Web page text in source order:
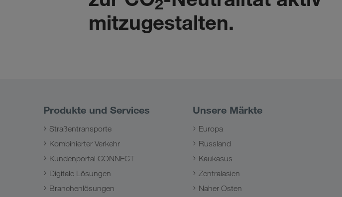
2
mitzugestalten.
Produkte und Services
Straßentransporte
Kombinierter Verkehr
Kundenportal CONNECT
Digitale Lösungen
Branchenlösungen
Unsere Märkte
Europa
Russland
Kaukasus
Zentralasien
Naher Osten